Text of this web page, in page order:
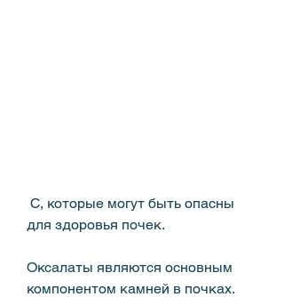
для здоровья почек.
Оксалаты являются основным
компонентом камней в почках.